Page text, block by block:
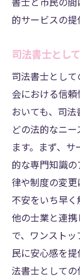
書士と市民の
的サービスの提
司法書士とし
司法書士とし
会における信
おいても、司
どの法的なニ
ます。まず、
的な専門知識
律や制度の変
不安をいち早
他の士業と連携
で、ワンスト
民に安心感を提
法書士として